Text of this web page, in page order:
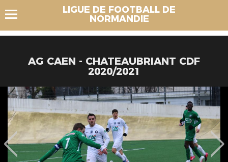
LIGUE DE FOOTBALL DE
NORMANDIE
AG CAEN - CHATEAUBRIANT CDF
2020/2021